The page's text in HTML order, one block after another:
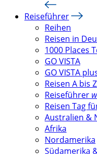
Reiseführer
Reihen
Reisen in
1000 Places
GO VISTA
GO VISTA
Reisen A bis Z
Reiseführer
Reisen Tag
Australien &
Afrika
Nordamerika
Südamerika